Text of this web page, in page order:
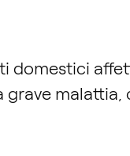
domestici